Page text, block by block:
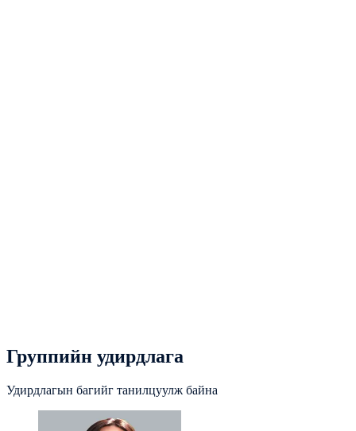
Группийн удирдлага
Удирдлагын багийг танилцуулж байна